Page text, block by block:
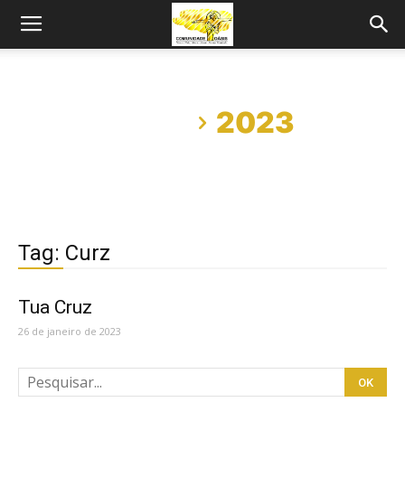
2023
Tag: Curz
Tua Cruz
26 de janeiro de 2023